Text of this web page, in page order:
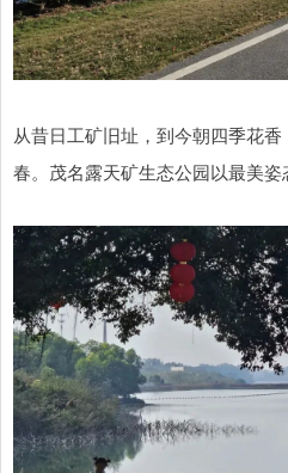
从昔日工矿旧址，到今朝四季花
春。茂名露天矿生态公园以最美姿